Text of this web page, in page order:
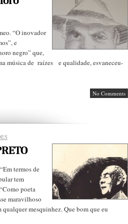
“O inovador
e
negro” que,
música de raízes e qualidade, esvaneceu-
No Comments
termos de
tem
poeta
maravilhoso
mesquinhez. Que bom que eu